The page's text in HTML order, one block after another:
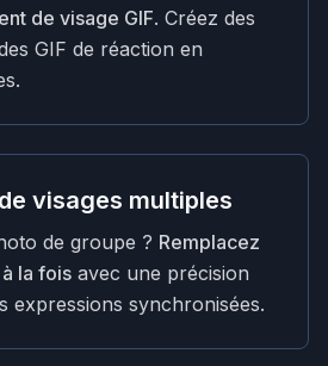
de visage GIF. Créez des
GIF de réaction en
visages multiples
de groupe ? Remplacez
la fois avec une précision
expressions synchronisées.